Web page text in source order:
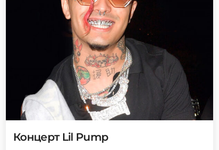
Концерт Lil Pump